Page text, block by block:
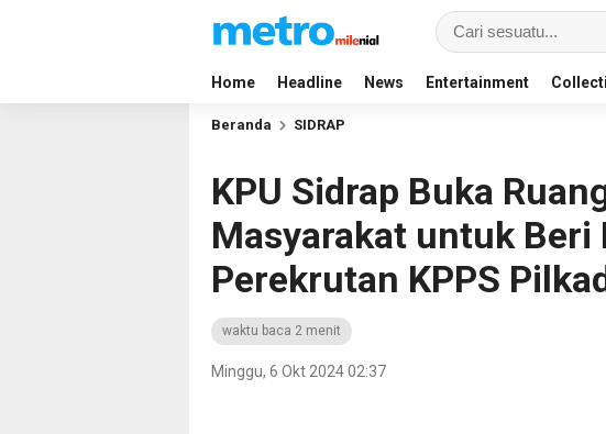
Home Headline News Entertainment
Beranda SIDRAP
KPU Sidrap Buka
Masyarakat untuk Beri
Perekrutan KPPS
waktu baca 2 menit
Minggu, 6 Okt 2024 02:37